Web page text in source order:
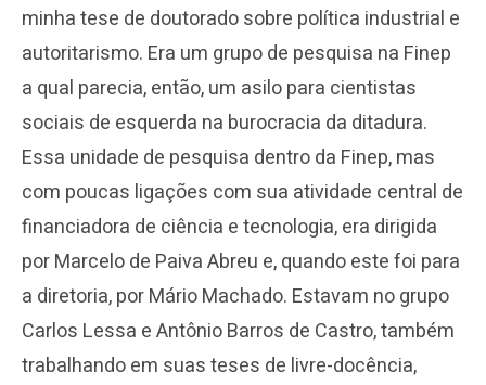
minha tese de doutorado sobre política industrial e
autoritarismo. Era um grupo de pesquisa na Finep
a qual parecia, então, um asilo para cientistas
sociais de esquerda na burocracia da ditadura.
Essa unidade de pesquisa dentro da Finep, mas
com poucas ligações com sua atividade central de
financiadora de ciência e tecnologia, era dirigida
por Marcelo de Paiva Abreu e, quando este foi para
a diretoria, por Mário Machado. Estavam no grupo
Carlos Lessa e Antônio Barros de Castro, também
trabalhando em suas teses de livre-docência,